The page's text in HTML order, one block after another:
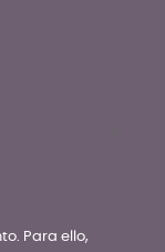
Para ello,